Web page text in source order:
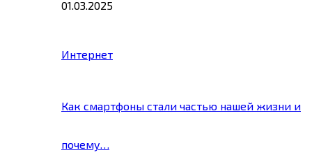
01.03.2025
Интернет
Как смартфоны стали частью нашей жизни и
почему…